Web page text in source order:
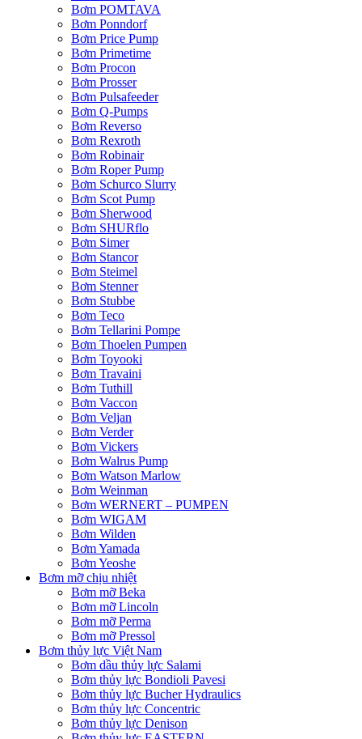
Bơm POMTAVA
Bơm Ponndorf
Bơm Price Pump
Bơm Primetime
Bơm Procon
Bơm Prosser
Bơm Pulsafeeder
Bơm Q-Pumps
Bơm Reverso
Bơm Rexroth
Bơm Robinair
Bơm Roper Pump
Bơm Schurco Slurry
Bơm Scot Pump
Bơm Sherwood
Bơm SHURflo
Bơm Simer
Bơm Stancor
Bơm Steimel
Bơm Stenner
Bơm Stubbe
Bơm Teco
Bơm Tellarini Pompe
Bơm Thoelen Pumpen
Bơm Toyooki
Bơm Travaini
Bơm Tuthill
Bơm Vaccon
Bơm Veljan
Bơm Verder
Bơm Vickers
Bơm Walrus Pump
Bơm Watson Marlow
Bơm Weinman
Bơm WERNERT – PUMPEN
Bơm WIGAM
Bơm Wilden
Bơm Yamada
Bơm Yeoshe
Bơm mỡ chịu nhiệt
Bơm mỡ Beka
Bơm mỡ Lincoln
Bơm mỡ Perma
Bơm mỡ Pressol
Bơm thủy lực Việt Nam
Bơm dầu thủy lực Salami
Bơm thủy lực Bondioli Pavesi
Bơm thủy lực Bucher Hydraulics
Bơm thủy lực Concentric
Bơm thủy lực Denison